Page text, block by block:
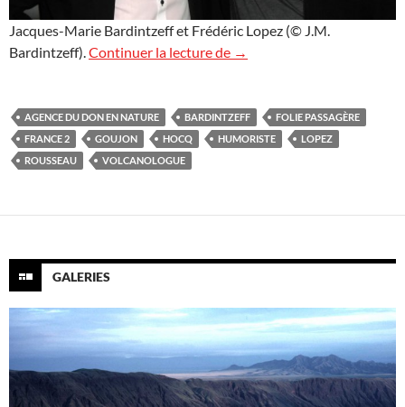
Jacques-Marie Bardintzeff et Frédéric Lopez (© J.M.
Bardintzeff).Continuer la lecture de France 2 : Folie Passagère
→
AGENCE DU DON EN NATURE BARDINTZEFF
FOLIE PASSAGÈRE
FRANCE 2
GOUJON HOCQ HUMORISTE
LOPEZ
ROUSSEAU
VOLCANOLOGUE
GALERIES